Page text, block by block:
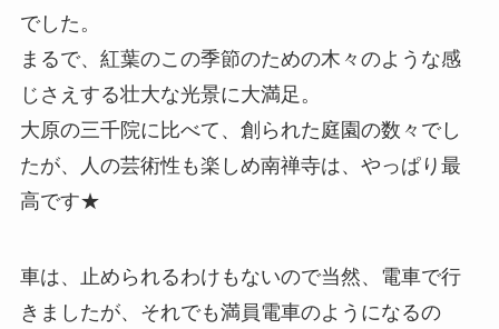
でした。
まるで、紅葉のこの季節のための木々のような感
じさえする壮大な光景に大満足。
大原の三千院に比べて、創られた庭園の数々でし
たが、人の芸術性も楽しめ南禅寺は、やっぱり最
高です★
車は、止められるわけもないので当然、電車で行
きましたが、それでも満員電車のようになるの